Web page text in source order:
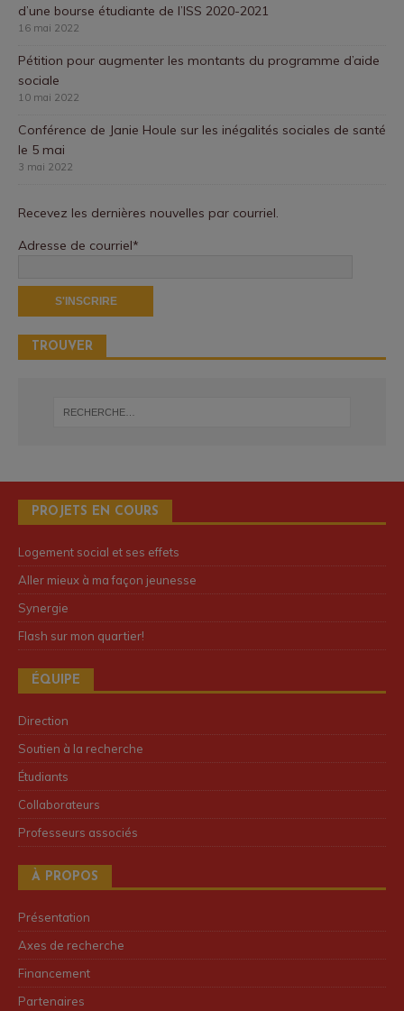
d’une bourse étudiante de l’ISS 2020-2021
16 mai 2022
Pétition pour augmenter les montants du programme d’aide
sociale
10 mai 2022
Conférence de Janie Houle sur les inégalités sociales de santé
le 5 mai
3 mai 2022
Recevez les dernières nouvelles par courriel.
Adresse de courriel*
TROUVER
PROJETS EN COURS
Logement social et ses effets
Aller mieux à ma façon jeunesse
Synergie
Flash sur mon quartier!
ÉQUIPE
Direction
Soutien à la recherche
Étudiants
Collaborateurs
Professeurs associés
À PROPOS
Présentation
Axes de recherche
Financement
Partenaires